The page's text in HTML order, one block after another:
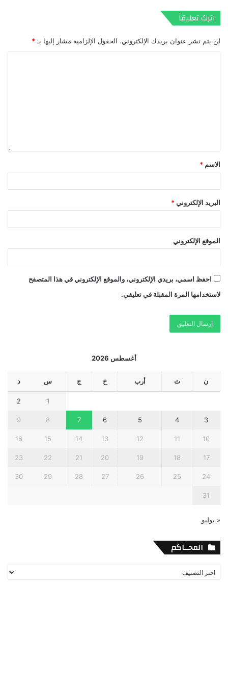
اترك تعليقاً
لن يتم نشر عنوان بريدك الإلكتروني. الحقول الإلزامية مشار إليها بـ *
الاسم *
البريد الإلكتروني *
الموقع الإلكتروني
احفظ اسمي، بريدي الإلكتروني، والموقع الإلكتروني في هذا المتصفح
لاستخدامها المرة المقبلة في تعليقي.
أغسطس 2026
ن ث أرب خ ج س د
1
2
3
4
5
6
7
8
9
10
11
12
13
14
15
16
17
18
19
20
21
22
23
24
25
26
27
28
29
30
31
« يوليو
المحــاكم
المحــاكم